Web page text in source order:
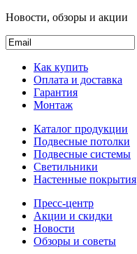
Новости, обзоры и акции
Как купить
Оплата и доставка
Гарантия
Монтаж
Каталог продукции
Подвесные потолки
Подвесные системы
Светильники
Настенные покрытия
Пресс-центр
Акции и скидки
Новости
Обзоры и советы